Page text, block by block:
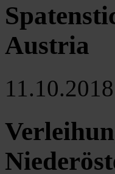
Austria
11.10.2018